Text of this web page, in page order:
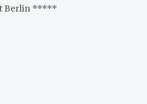
Berlin *****